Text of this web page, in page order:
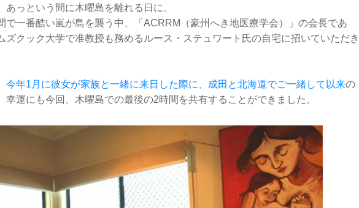
あっという間に木曜島を離れる日に。
で一番酷い嵐が島を襲う中、「ACRRM（豪州へき地医療学会）」の会長であ
ズクック大学で准教授も務めるルース・ステュワート氏の自宅に招いていただき
今年1月に彼女が家族と一緒に来日した際に、成田と北海道でご一緒して以来の
幸運にも今回、木曜島での最後の2時間を共有することができました。